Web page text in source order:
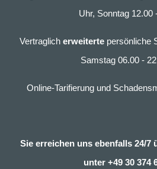
Uhr, Sonntag 12.00
Vertraglicherweiterte persönliche
Samstag 06.00 -
Online-Tarifierung und
Sie erreichen uns ebenfalls 24/7
unter +49 30 374